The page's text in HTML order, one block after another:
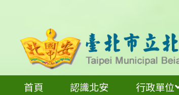
內
首頁 認識北安 行政單位